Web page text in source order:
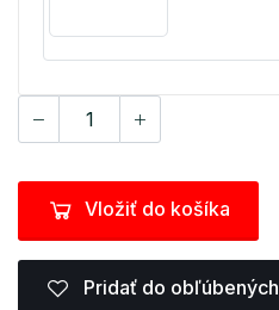
Vložiť do košíka
Pridať do obľúbených